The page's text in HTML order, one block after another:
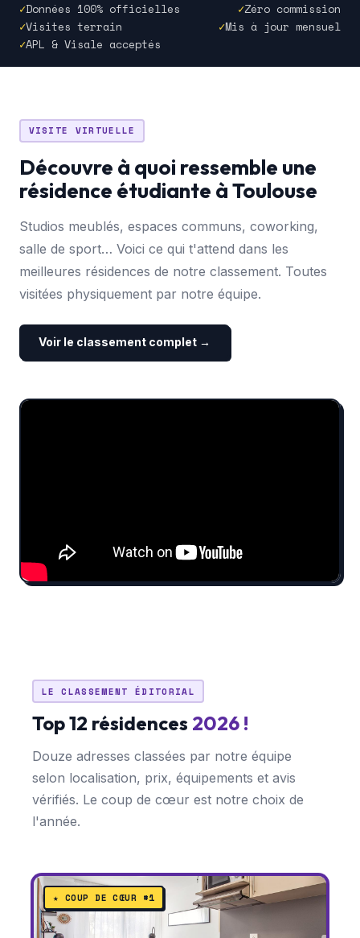
✓Données 100% officielles ✓Zéro commission
✓Visites terrain ✓Mis à jour mensuel
✓APL & Visale acceptés
VISITE VIRTUELLE
Découvre à quoi ressemble une
résidence étudiante à Toulouse
Studios meublés, espaces communs, coworking,
salle de sport… Voici ce qui t'attend dans les
meilleures résidences de notre classement. Toutes
visitées physiquement par notre équipe.
Voir le classement complet →
LE CLASSEMENT ÉDITORIAL
Top 12 résidences 2026 !
Douze adresses classées par notre équipe
selon localisation, prix, équipements et avis
vérifiés. Le coup de cœur est notre choix de
l'année.
★ COUP DE CŒUR #1